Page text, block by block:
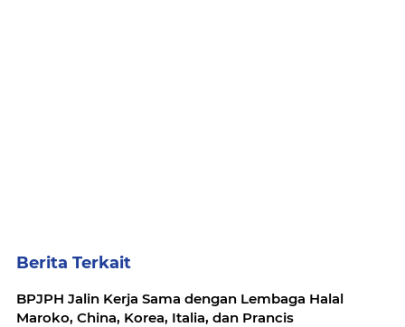
Berita Terkait
BPJPH Jalin Kerja Sama dengan Lembaga Halal
Maroko, China, Korea, Italia, dan Prancis